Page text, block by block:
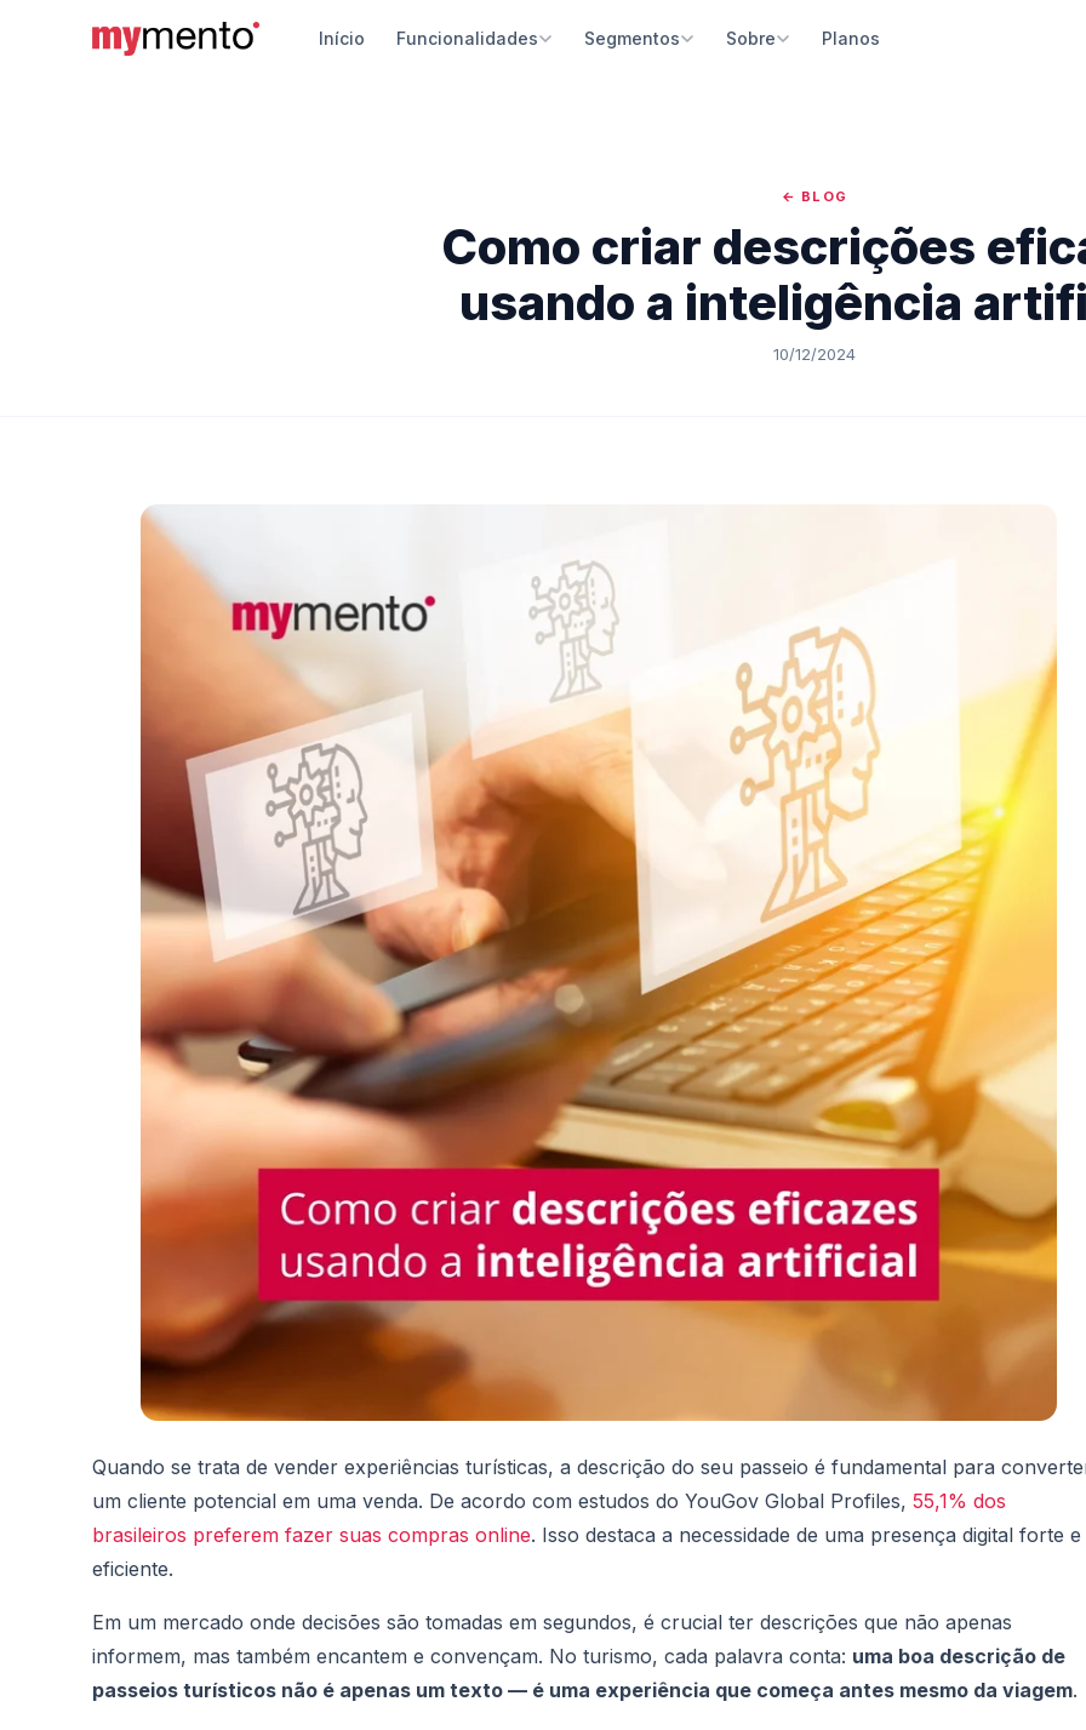
Início Funcionalidades
Gerencie sua empresa pelo celular, iOS e
Android
Inteligência Artificial
Crie conteúdo e descrições
integrada
TravelBot IA Google Coisas Legais
Segmentos
Parques e Atrativos
Parques temáticos, naturais e pontos turísticos
Receptivos locais e agências de turismo
Restaurantes e Gastronomia
Sobre
Depoimentos
O que nossos parceiros dizem
Dicas e estratégias para o turismo
Planos
← BLOG
Como criar descrições
usando a inteligência
10/12/2024
Quando se trata de vender experiências turísticas, a descrição do seu passeio é fundamental para
um cliente potencial em uma venda. De acordo com estudos do YouGov Global Profiles, 55,1% dos
brasileiros preferem fazer suas compras online. Isso destaca a necessidade de uma presença digital forte e
eficiente.
Em um mercado onde decisões são tomadas em segundos, é crucial ter descrições que não apenas
informem, mas também encantem e convençam. No turismo, cada palavra conta: uma boa descrição de
passeios turísticos não é apenas um texto — é uma experiência que começa antes mesmo da viagem.